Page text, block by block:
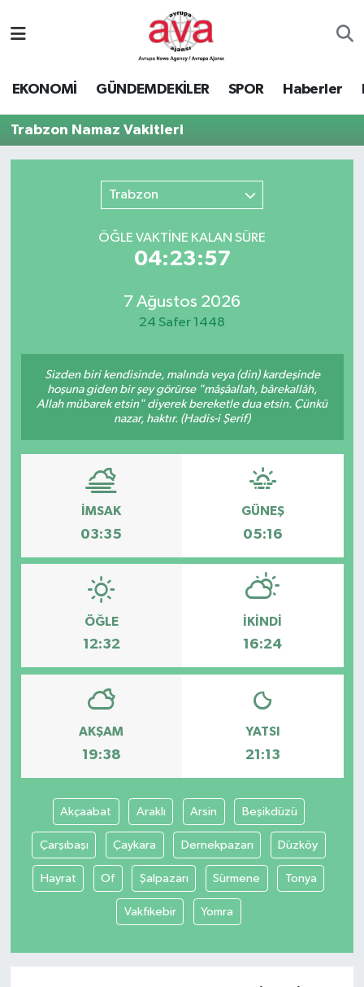
EKONOMİ GÜNDEMDEKİLER SPOR Haberler
Trabzon Namaz Vakitleri
Trabzon
ÖĞLE VAKTİNE KALAN SÜRE
04:23:57
7 Ağustos 2026
24 Safer 1448
Sizden biri kendisinde, malında veya (din) kardeşinde
hoşuna giden bir şey görürse "mâşâallah, bârekallâh,
Allah mübarek etsin" diyerek bereketle dua etsin. Çünkü
nazar, haktır. (Hadis-i Şerif)
İMSAK
03:35
GÜNEŞ
05:16
ÖĞLE
12:32
İKINDI
16:24
AKŞAM
19:38
YATSI
21:13
Akçaabat Araklı Arsin Beşikdüzü
Çarşıbaşı Çaykara Dernekpazarı Düzköy
Hayrat Of Şalpazarı Sürmene Tonya
Vakfıkebir Yomra
Nöbetçi Eczaneler
Namaz Vakitleri
Trafik Durumu
Süper Lig Puan Durumu ve Fikstür
Tüm Manşetler
Son Dakika Haberleri
Haber Arşivi